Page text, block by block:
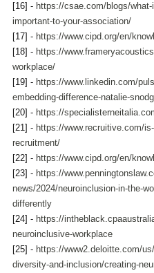
[16] - https://csae.com/blogs/
important-to-your-association/
[17] - https://www.cipd.org/en/
[18] - https://
workplace/
[19] - https://www.linkedin.com/
embedding-difference-natalie-
[20] - https://
[21] - https://www.recruitive.com/
recruitment/
[22] - https://www.cipd.org/en/
[23] - https://
news/2024/neuroinclusion-in-the-
differently
[24] - https://
neuroinclusive-workplace
[25] - https://www2.deloitte.com/
diversity-and-inclusion/creating-